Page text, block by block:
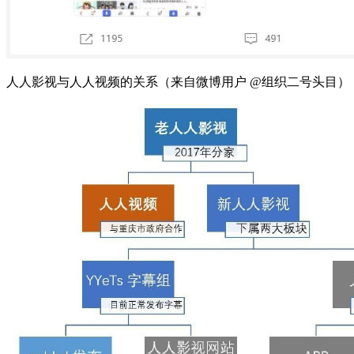
人人影视与人人视频的关系（来自微博用户 @组织二号头目）